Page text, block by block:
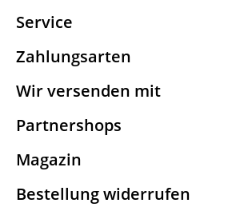
Service
Zahlungsarten
Wir versenden mit
Partnershops
Magazin
Bestellung widerrufen